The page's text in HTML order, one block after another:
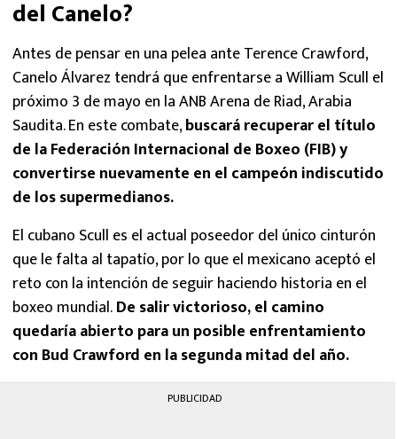
del Canelo?
Antes de pensar en una pelea ante Terence Crawford,
Canelo Álvarez tendrá que enfrentarse a William Scull el
próximo 3 de mayo en la ANB Arena de Riad, Arabia
Saudita. En este combate,buscará recuperar el título
de la Federación Internacional de Boxeo (FIB) y
convertirse nuevamente en el campeón indiscutido
de los supermedianos.
El cubano Scull es el actual poseedor del único cinturón
que le falta al tapatío, por lo que el mexicano aceptó el
reto con la intención de seguir haciendo historia en el
boxeo mundial.De salir victorioso, el camino
quedaría abierto para un posible enfrentamiento
con Bud Crawford en la segunda mitad del año.
PUBLICIDAD